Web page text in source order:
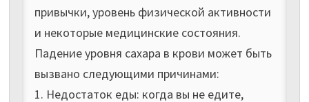
привычки, уровень физической активности
и некоторые медицинские состояния.
Падение уровня сахара в крови может быть
вызвано следующими причинами:
1. Недостаток еды: когда вы не едите,